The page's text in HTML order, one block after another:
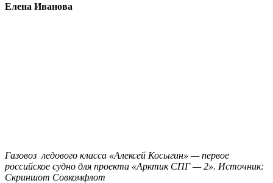
Елена Иванова
Газовоз ледового класса «Алексей Косыгин» — первое
российское судно для проекта «Арктик СПГ — 2». Источник:
Скриншот Совкомфлот